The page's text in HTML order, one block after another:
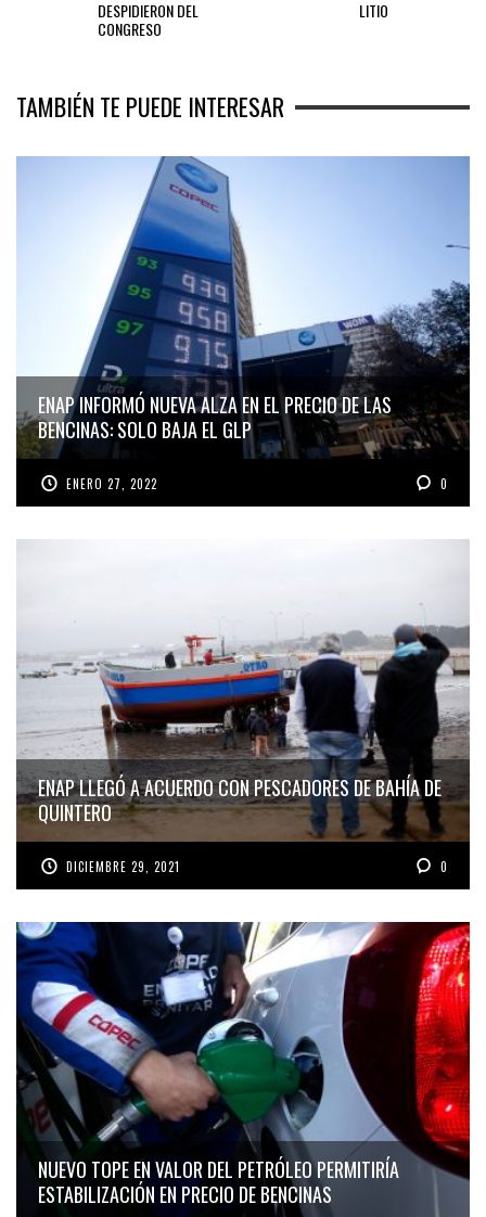
DESPIDIERON DEL
CONGRESO
LITIO
TAMBIÉN TE PUEDE INTERESAR
ENAP INFORMÓ NUEVA ALZA EN EL PRECIO DE LAS
BENCINAS: SOLO BAJA EL GLP
ENERO 27, 2022 0
ENAP LLEGÓ A ACUERDO CON PESCADORES DE BAHÍA DE
QUINTERO
DICIEMBRE 29, 2021 0
NUEVO TOPE EN VALOR DEL PETRÓLEO PERMITIRÍA
ESTABILIZACIÓN EN PRECIO DE BENCINAS